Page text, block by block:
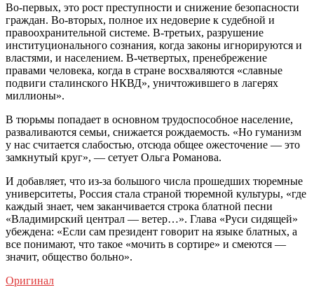
Во-первых, это рост преступности и снижение безопасности
граждан. Во-вторых, полное их недоверие к судебной и
правоохранительной системе. В-третьих, разрушение
институционального сознания, когда законы игнорируются и
властями, и населением. В-четвертых, пренебрежение
правами человека, когда в стране восхваляются «славные
подвиги сталинского НКВД», уничтожившего в лагерях
миллионы».
В тюрьмы попадает в основном трудоспособное население,
разваливаются семьи, снижается рождаемость. «Но гуманизм
у нас считается слабостью, отсюда общее ожесточение — это
замкнутый круг», — сетует Ольга Романова.
И добавляет, что из-за большого числа прошедших тюремные
университеты, Россия стала страной тюремной культуры, «где
каждый знает, чем заканчивается строка блатной песни
«Владимирский централ — ветер…». Глава «Руси сидящей»
убеждена: «Если сам президент говорит на языке блатных, а
все понимают, что такое «мочить в сортире» и смеются —
значит, общество больно».
Оригинал